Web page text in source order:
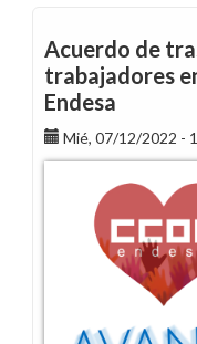
la
de
Iberia
Acuerdo de
trabajadores
Endesa
Mié, 07/12/2022 -